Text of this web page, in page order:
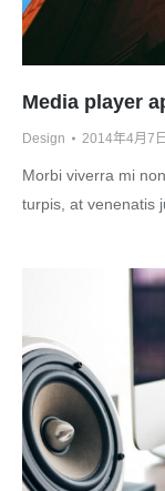
Media player
Design 2014年4月7日
Morbi viverra mi
turpis, at venenatis